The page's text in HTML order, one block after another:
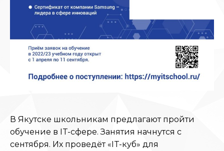
В Якутске школьникам предлагают пройти
обучение в IT-сфере. Занятия начнутся с
сентября. Их проведёт «IT-куб» для